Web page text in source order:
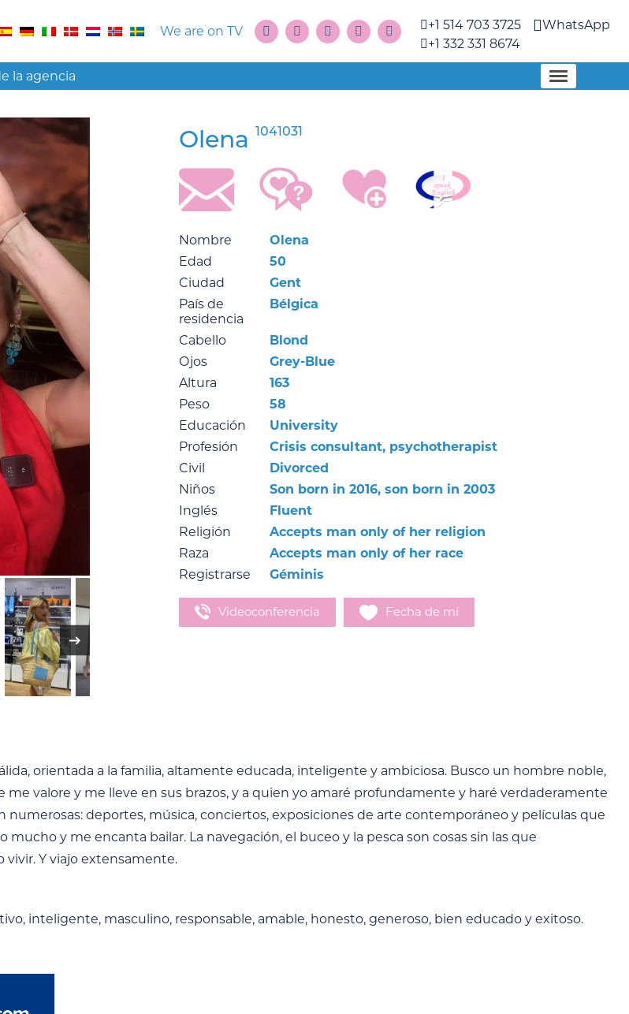
We are on TV
+1 514 703 3725
+1 332 331 8674
WhatsApp
la agencia
Olena 1041031
Nombre
Olena
Edad
50
Ciudad
Gent
País de
residencia
Bélgica
Cabello
Blond
Ojos
Grey-Blue
Altura
163
Peso
58
Educación
University
Profesión
Crisis consultant, psychotherapist
Civil
Divorced
Niños
Son born in 2016, son born in 2003
Inglés
Fluent
Religión
Accepts man only of her religion
Raza
Accepts man only of her race
Registrarse
Géminis
Videoconferencia Fecha de mí
orientada a la familia, altamente educada, inteligente y ambiciosa. Busco un hombre noble,
valore y me lleve en sus brazos, y a quien yo amaré profundamente y haré verdaderamente
numerosas: deportes, música, conciertos, exposiciones de arte contemporáneo y películas que
mucho y me encanta bailar. La navegación, el buceo y la pesca son cosas sin las que
Y viajo extensamente.
inteligente, masculino, responsable, amable, honesto, generoso, bien educado y exitoso.